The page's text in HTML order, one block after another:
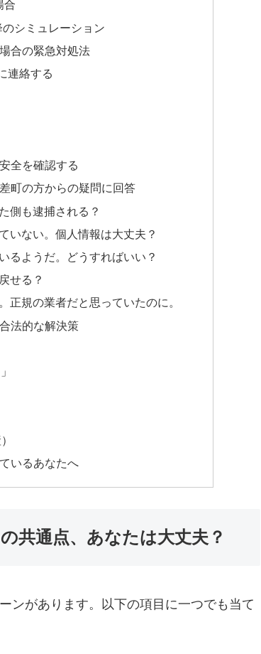
合
シミュレーション
合の緊急対処法
連絡する
全を確認する
町の方からの疑問に回答
側も逮捕される？
いない。個人情報は大丈夫？
るようだ。どうすればいい？
せる？
正規の業者だと思っていたのに。
法的な解決策
いるあなたへ
共通点、あなたは大丈夫？
ンがあります。以下の項目に一つでも当て